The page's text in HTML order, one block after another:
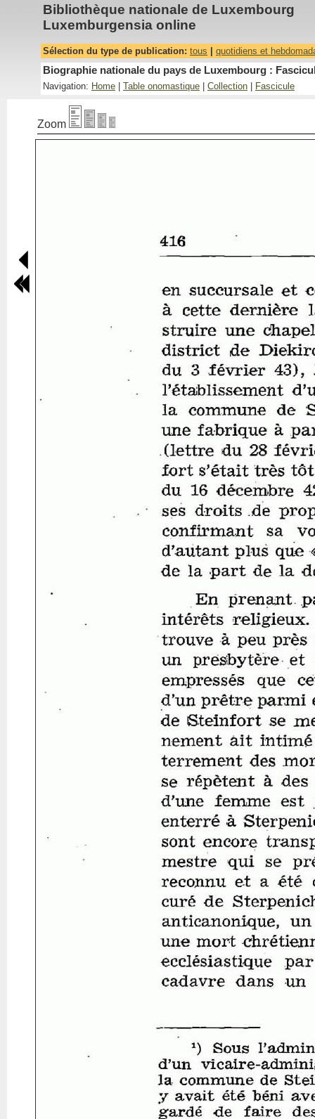
Bibliothèque nationale de Luxembourg
Luxemburgensia online
Sélection du type de publication: tous quotidiens et
Biographie nationale du pays de Luxembourg :
Navigation: Home Table onomastique Collection Fascicule
Zoom